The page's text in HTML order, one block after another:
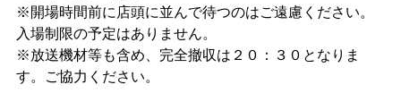
※開場時間前に店頭に並んで待つのはご遠慮ください。
入場制限の予定はありません。
※放送機材等も含め、完全撤収は２０：３０となりま
す。ご協力ください。